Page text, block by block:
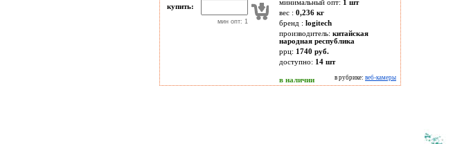
купить:
мин опт: 1
минимальный опт: 1 шт
вес : 0,236 кг
бренд : logitech
производитель: китайская
народная республика
ррц: 1740 руб.
доступно: 14 шт
в наличии в рубрике: веб-камеры